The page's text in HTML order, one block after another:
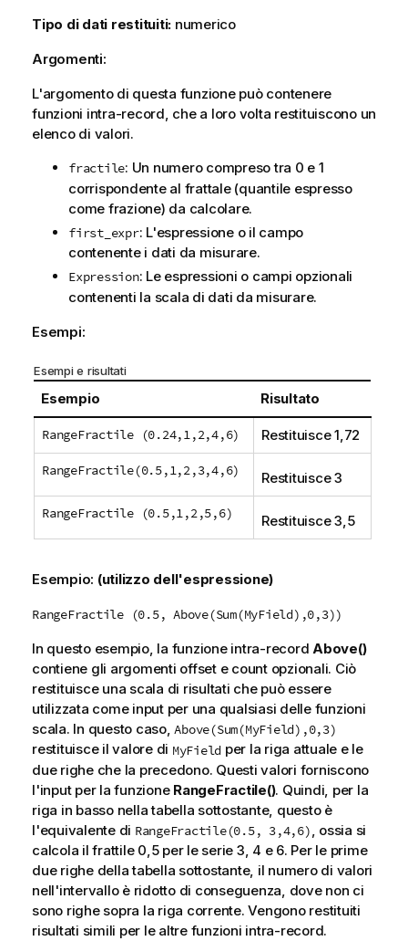
m
t
c
Tipo di dati restituiti: numerico
Argomenti:
L'argomento di questa funzione può contenere
funzioni intra-record, che a loro volta restituiscono un
elenco di valori.
fractile: Un numero compreso tra 0 e 1
corrispondente al frattale (quantile espresso
come frazione) da calcolare.
first_expr: L'espressione o il campo
contenente i dati da misurare.
Expression: Le espressioni o campi opzionali
contenenti la scala di dati da misurare.
Esempi:
Esempi e risultati
Esempio Risultato
RangeFractile (0.24,1,2,4,6) Restituisce 1,72
RangeFractile(0.5,1,2,3,4,6) Restituisce 3
RangeFractile (0.5,1,2,5,6) Restituisce 3,5
Esempio: (utilizzo dell'espressione)
RangeFractile (0.5, Above(Sum(MyField),0,3))
In questo esempio, la funzione intra-record Above()
contiene gli argomenti offsete countopzionali. Ciò
restituisce una scala di risultati che può essere
utilizzata come input per una qualsiasi delle funzioni
scala. In questo caso,Above(Sum(MyField),0,3)
restituisce il valore di MyField per la riga attuale e le
due righe che la precedono. Questi valori forniscono
l'input per la funzione RangeFractile(). Quindi, per la
riga in basso nella tabella sottostante, questo è
l'equivalente di RangeFractile(0.5, 3,4,6), ossia si
calcola il frattile 0,5 per le serie 3, 4 e 6. Per le prime
due righe della tabella sottostante, il numero di valori
nell'intervallo è ridotto di conseguenza, dove non ci
sono righe sopra la riga corrente. Vengono restituiti
risultati simili per le altre funzioni intra-record.